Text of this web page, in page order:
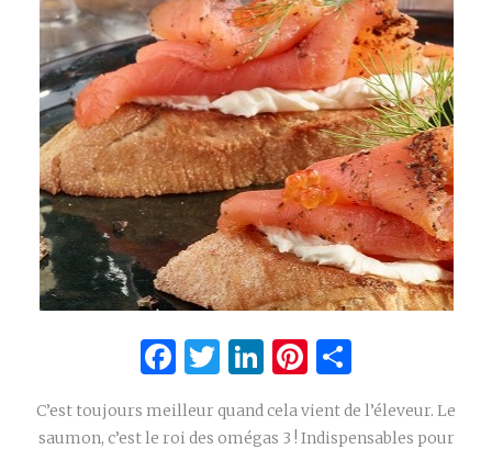
Facebook
Twitter
LinkedIn
Pinterest
C’est toujours meilleur quand cela vient de l’éleveur. Le
saumon, c’est le roi des omégas 3 ! Indispensables pour